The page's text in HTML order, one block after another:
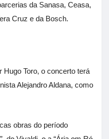
da Sanasa, Ceasa,
Cruz e da Bosch.
Hugo Toro, o concerto terá
Alejandro Aldana, como
obras do período